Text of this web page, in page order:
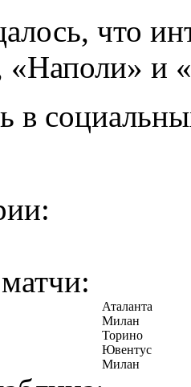
что
«Наполи» и
в
Аталанта
Милан
Торино
Ювентус
Милан